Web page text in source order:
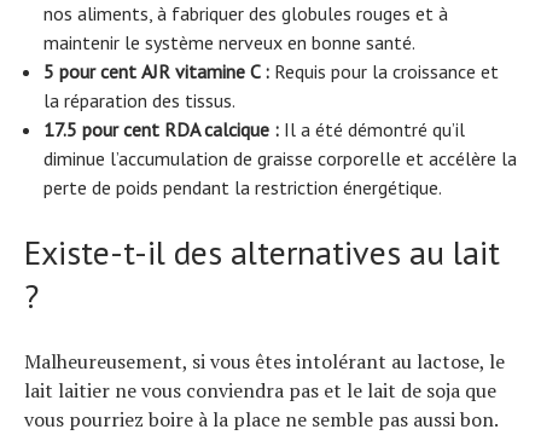
nos aliments, à fabriquer des globules rouges et à
maintenir le système nerveux en bonne santé.
5 pour cent AJR vitamine C : Requis pour la croissance et
la réparation des tissus.
17.5 pour cent RDA calcique : Il a été démontré qu’il
diminue l’accumulation de graisse corporelle et accélère la
perte de poids pendant la restriction énergétique.
Existe-t-il des alternatives au lait
?
Malheureusement, si vous êtes intolérant au lactose, le
lait laitier ne vous conviendra pas et le lait de soja que
vous pourriez boire à la place ne semble pas aussi bon.